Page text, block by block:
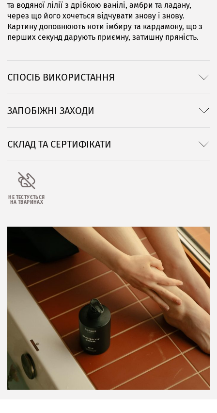
та водяної лілії з дрібкою ванілі, амбри та ладану,
через що його хочеться відчувати знову і знову.
Картину доповнюють ноти імбиру та кардамону, що з
перших секунд дарують приємну, затишну пряність.
СПОСІБ ВИКОРИСТАННЯ
ЗАПОБІЖНІ ЗАХОДИ
СКЛАД ТА СЕРТИФІКАТИ
НЕ ТЕСТУЄТЬСЯ
НА ТВАРИНАХ